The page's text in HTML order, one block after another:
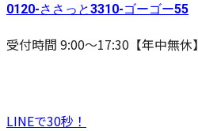
0120-ささっと3310-ゴーゴー55
受付時間 9:00〜17:30【年中無休】
LINEで30秒！